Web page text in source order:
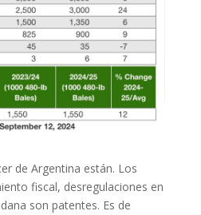
de Argentina están. Los
fiscal, desregulaciones en
son patentes. Es de